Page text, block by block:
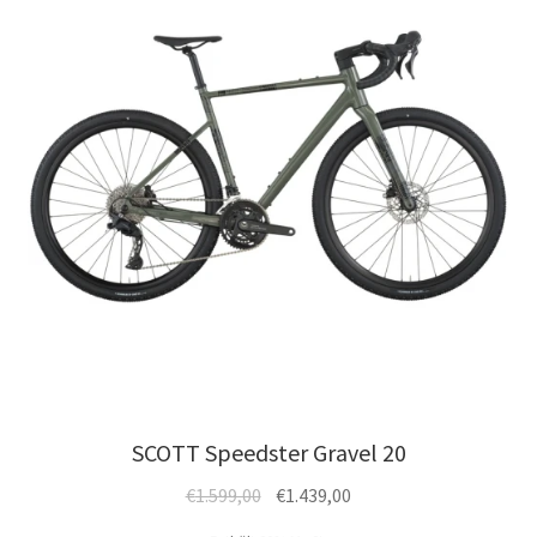
Produktseite
gewählt
werden
SCOTT Speedster Gravel 20
€1.599,00 Ursprünglicher
€1.439,00